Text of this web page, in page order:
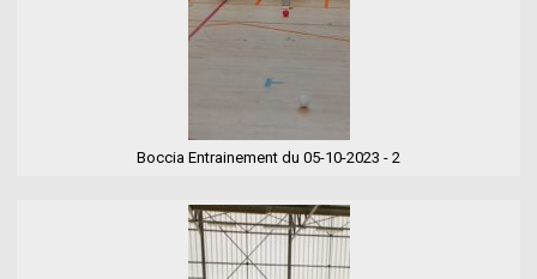
Boccia Entrainement du 05-10-2023 - 2